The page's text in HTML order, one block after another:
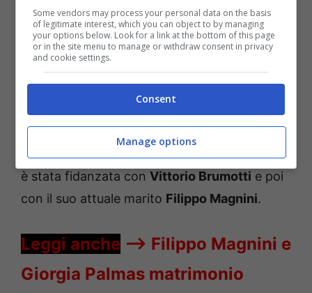
La vita privata di Giorgia
Palmas
In passato, Giorgia è stata legata
Bombardini, da cui ha avuto la sua
primogenita
è stata fidanzata con Vittorio Brumotti e poi
con il suo attuale marito Filippo Magnini.
Leggi anche —-> Filippo Magnini e
Giorgia Palmas matrimonio
Some vendors may process your personal data on the basis
of legitimate interest, which you can object to by managing
your options below. Look for a link at the bottom of this page
or in the site menu to manage or withdraw consent in privacy
and cookie settings.
Consent
Manage options